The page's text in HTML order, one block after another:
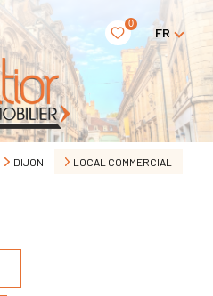
0
FR
DIJON LOCAL COMMERCIAL